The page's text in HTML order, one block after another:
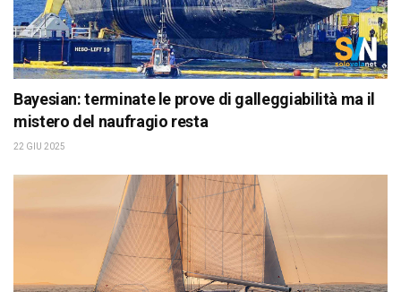
Bayesian: terminate le prove di galleggiabilità ma il
mistero del naufragio resta
22 GIU 2025